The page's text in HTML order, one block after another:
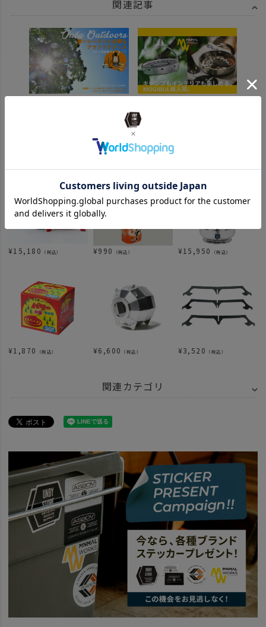
関連記事
オススメ商品
¥15,180 （税込） ¥990 （税込） ¥15,950 （税込）
¥1,870 （税込） ¥6,600 （税込） ¥3,520 （税込）
関連カテゴリ
ITEM アウトドア・キャンプ用品
news デザイン性に優れた「虫除け」グッズ提案。
news 虫除けグッズで快適なアウトドア
news MOGIBUL再入荷
news 日本の暑さに必要なアウトドアグッズ